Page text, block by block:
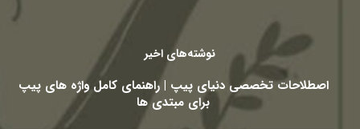
نوشته‌های اخیر
اصطلاحات تخصصی دنیای پیپ | راهنمای کامل واژه های پیپ
برای مبتدی ها